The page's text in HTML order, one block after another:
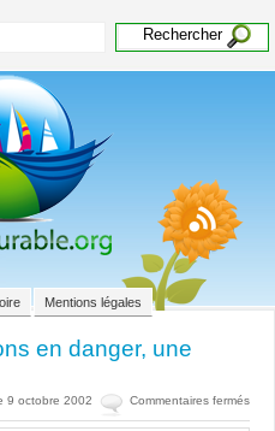
Mentions légales
en danger, une
9 octobre 2002 Commentaires ferméssur